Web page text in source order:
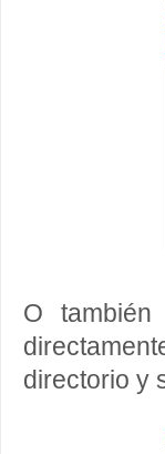
O
directorio y